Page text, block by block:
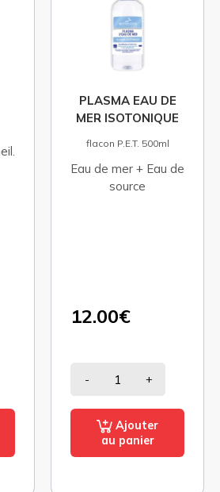
RÉTINE PLUS
60 capsules
DHA, lutéine et zinc
pour la vision.
27.50€
- +
Ajouter
au panier